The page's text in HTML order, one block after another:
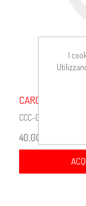
CARCASSA
CCC-0124320001
40,00 €
I